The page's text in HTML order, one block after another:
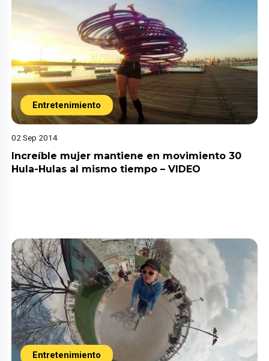
Entretenimiento
02 Sep 2014
Increíble mujer mantiene en movimiento 30
Hula-Hulas al mismo tiempo – VIDEO
Entretenimiento